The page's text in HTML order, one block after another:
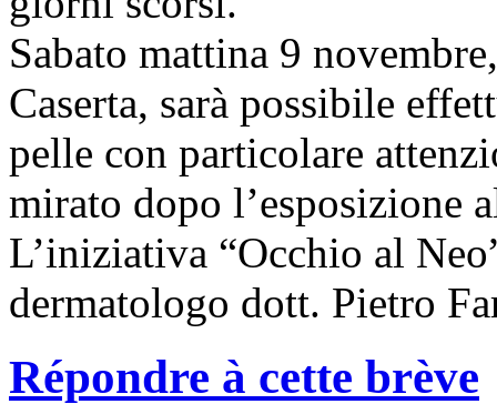
Sabato mattina 9
Caserta, sarà possibile
pelle con particolare
mirato dopo l’esposizione
L’iniziativa “Occhio al
dermatologo dott. Pietro
Répondre à cette brève